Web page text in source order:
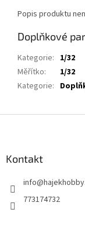
Popis produktu
Doplňkové
Kategorie: 1/32
Měřítko:
1/32
Kategorie:
Kontakt
info@
773174732